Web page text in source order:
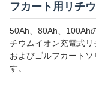
フカート用リチ
50Ah、80Ah、100Ah
チウムイオン充電式
およびゴルフカート
す。